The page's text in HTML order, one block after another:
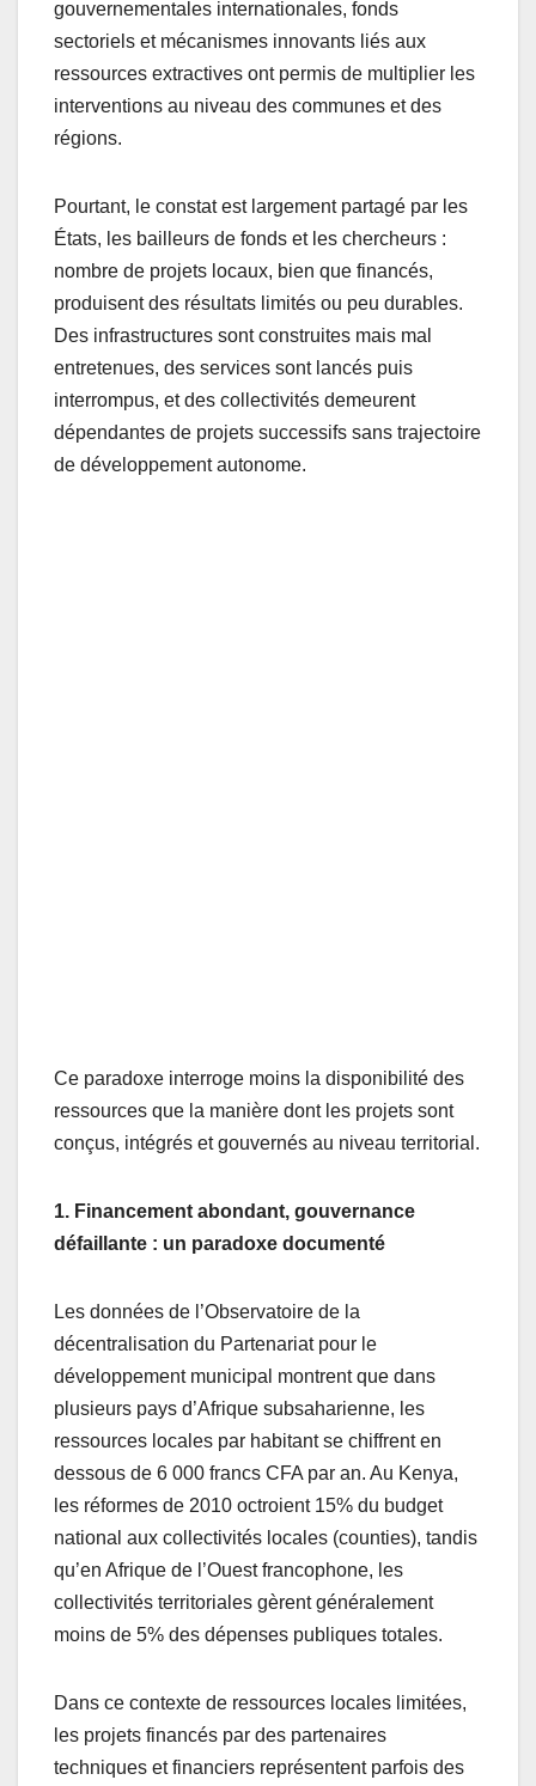
gouvernementales internationales, fonds
sectoriels et mécanismes innovants liés aux
ressources extractives ont permis de multiplier les
interventions au niveau des communes et des
régions.
Pourtant, le constat est largement partagé par les
États, les bailleurs de fonds et les chercheurs :
nombre de projets locaux, bien que financés,
produisent des résultats limités ou peu durables.
Des infrastructures sont construites mais mal
entretenues, des services sont lancés puis
interrompus, et des collectivités demeurent
dépendantes de projets successifs sans trajectoire
de développement autonome.
Ce paradoxe interroge moins la disponibilité des
ressources que la manière dont les projets sont
conçus, intégrés et gouvernés au niveau territorial.
1. Financement abondant, gouvernance
défaillante : un paradoxe documenté
Les données de l’Observatoire de la
décentralisation du Partenariat pour le
développement municipal montrent que dans
plusieurs pays d’Afrique subsaharienne, les
ressources locales par habitant se chiffrent en
dessous de 6 000 francs CFA par an. Au Kenya,
les réformes de 2010 octroient 15% du budget
national aux collectivités locales (counties), tandis
qu’en Afrique de l’Ouest francophone, les
collectivités territoriales gèrent généralement
moins de 5% des dépenses publiques totales.
Dans ce contexte de ressources locales limitées,
les projets financés par des partenaires
techniques et financiers représentent parfois des